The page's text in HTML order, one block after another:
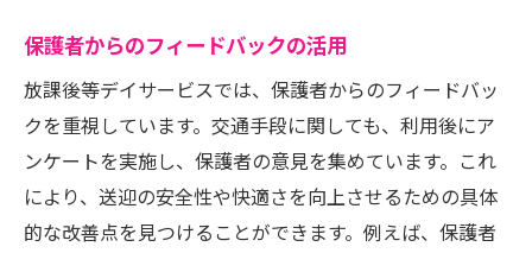
保護者からのフィードバックの活用
放課後等デイサービスでは、保護者からのフィードバッ
クを重視しています。交通手段に関しても、利用後にア
ンケートを実施し、保護者の意見を集めています。これ
により、送迎の安全性や快適さを向上させるための具体
的な改善点を見つけることができます。例えば、保護者